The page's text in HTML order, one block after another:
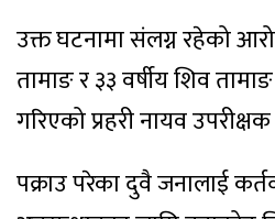
उक्त घटनामा संलग्न रहेको
तामाङ र ३३ वर्षीय शिव
गरिएको प्रहरी नायव
पक्राउ परेका दुवै जनालाई